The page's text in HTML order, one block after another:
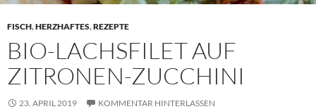
FISCH,HERZHAFTES,REZEPTE
BIO-LACHSFILET AUF
ZITRONEN-ZUCCHINI
23. APRIL 2019 KOMMENTAR HINTERLASSEN